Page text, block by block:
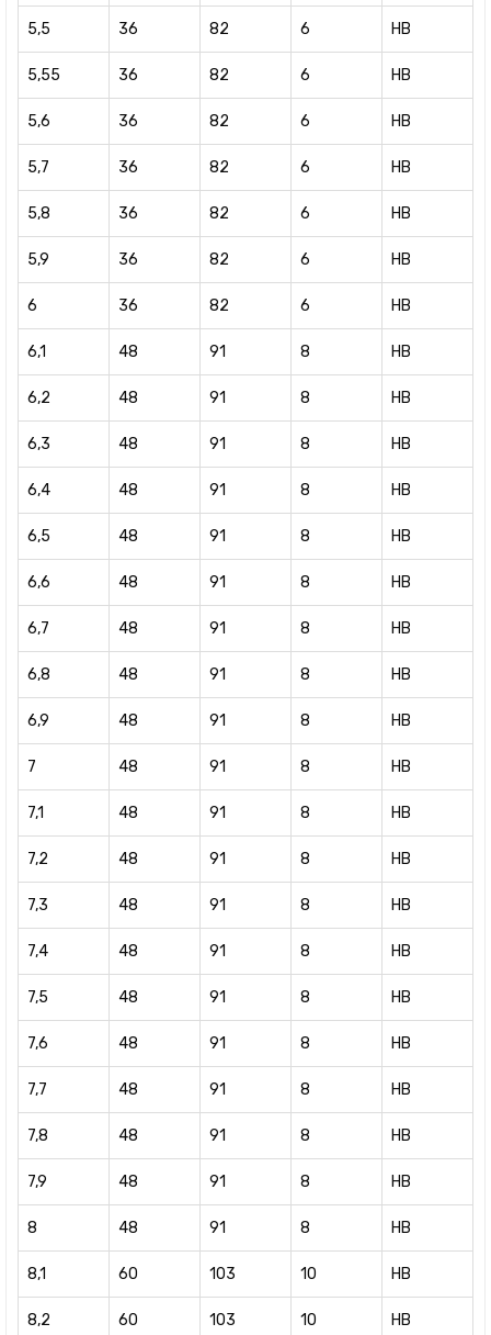
5,5 36 82 6 HB
5,55 36 82 6 HB
5,6 36 82 6 HB
5,7 36 82 6 HB
5,8 36 82 6 HB
5,9 36 82 6 HB
6 36 82 6 HB
6,1 48 91 8 HB
6,2 48 91 8 HB
6,3 48 91 8 HB
6,4 48 91 8 HB
6,5 48 91 8 HB
6,6 48 91 8 HB
6,7 48 91 8 HB
6,8 48 91 8 HB
6,9 48 91 8 HB
7 48 91 8 HB
7,1 48 91 8 HB
7,2 48 91 8 HB
7,3 48 91 8 HB
7,4 48 91 8 HB
7,5 48 91 8 HB
7,6 48 91 8 HB
7,7 48 91 8 HB
7,8 48 91 8 HB
7,9 48 91 8 HB
8 48 91 8 HB
8,1 60 103 10 HB
8,2 60 103 10 HB